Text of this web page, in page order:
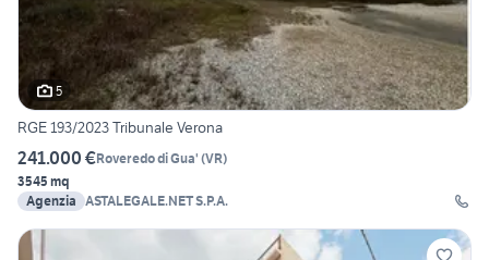
5
RGE 193/2023 Tribunale Verona
241.000 €Roveredo di Gua' (VR)
3545 mq
Agenzia ASTALEGALE.NET S.P.A.